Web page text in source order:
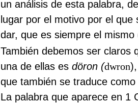
un análisis de esta palabra,
lugar por el motivo por el
dar, que es siempre el mismo
También debemos ser claros
una de ellas es döron (dwron
que también se traduce como
La palabra que aparece en 1